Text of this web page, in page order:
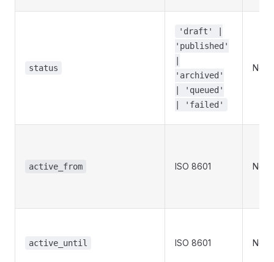
status
'draft' |
'published'
'archived'
| 'queued'
| 'failed'
Non
active_from ISO 8601 Non
active_until ISO 8601 Non